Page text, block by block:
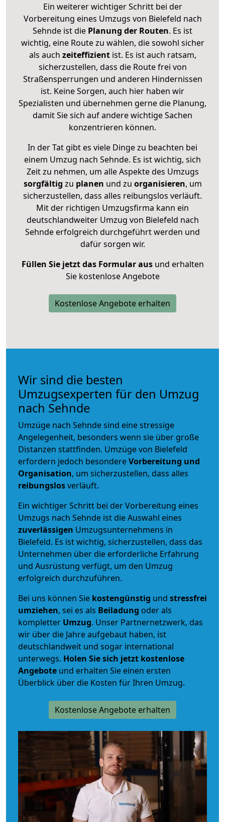
Ein weiterer wichtiger Schritt bei der
Vorbereitung eines Umzugs von Bielefeld nach
Sehnde ist die Planung der Routen. Es ist
wichtig, eine Route zu wählen, die sowohl sicher
als auch zeiteffizientist. Es ist auch ratsam,
sicherzustellen, dass die Route frei von
Straßensperrungen und anderen Hindernissen
ist. Keine Sorgen, auch hier haben wir
Spezialisten und übernehmen gerne die Planung,
damit Sie sich auf andere wichtige Sachen
konzentrieren können.
In der Tat gibt es viele Dinge zu beachten bei
einem Umzug nach Sehnde. Es ist wichtig, sich
Zeit zu nehmen, um alle Aspekte des Umzugs
sorgfältig zu planen und zu organisieren, um
sicherzustellen, dass alles reibungslos verläuft.
Mit der richtigen Umzugsfirma kann ein
deutschlandweiter Umzug von Bielefeld nach
Sehnde erfolgreich durchgeführt werden und
dafür sorgen wir.
Füllen Sie jetzt das Formular ausund erhalten
Sie kostenlose Angebote
Kostenlose Angebote erhalten
Wir sind die besten
Umzugsexperten für den Umzug
nach Sehnde
Umzüge nach Sehnde sind eine stressige
Angelegenheit, besonders wenn sie über große
Distanzen stattfinden. Umzüge von Bielefeld
erfordern jedoch besondereVorbereitung und
Organisation, um sicherzustellen, dass alles
reibungslosverläuft.
Ein wichtiger Schritt bei der Vorbereitung eines
Umzugs nach Sehnde ist die Auswahl eines
zuverlässigen Umzugsunternehmens in
Bielefeld. Es ist wichtig, sicherzustellen, dass das
Unternehmen über die erforderliche Erfahrung
und Ausrüstung verfügt, um den Umzug
erfolgreich durchzuführen.
Bei uns können Sie kostengünstig und stressfrei
umziehen, sei es als Beiladung oder als
kompletter Umzug. Unser Partnernetzwerk, das
wir über die Jahre aufgebaut haben, ist
deutschlandweit und sogar international
unterwegs. Holen Sie sich jetzt kostenlose
Angebote und erhalten Sie einen ersten
Überblick über die Kosten für Ihren Umzug.
Kostenlose Angebote erhalten